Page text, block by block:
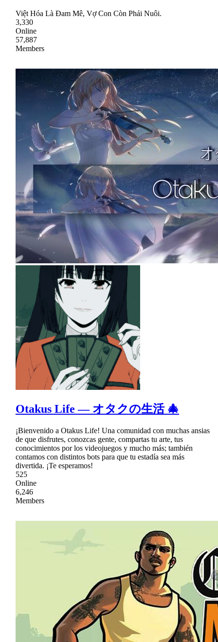
Việt Hóa Là Đam Mê, Vợ Con Còn Phải Nuôi.
3,330
Online
57,887
Members
Otakus Life ― オタクの生活 🎄
¡Bienvenido a Otakus Life! Una comunidad con muchas ansias
de que disfrutes, conozcas gente, compartas tu arte, tus
conocimientos por los videojuegos y mucho más; también
contamos con distintos bots para que tu estadía sea más
divertida. ¡Te esperamos!
525
Online
6,246
Members